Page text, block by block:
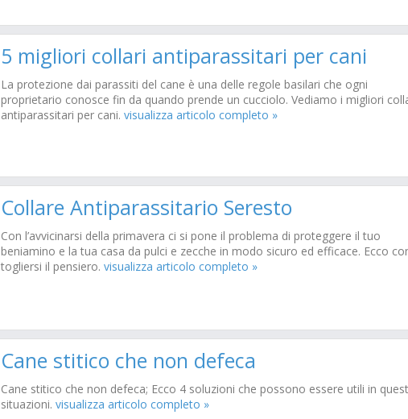
5 migliori collari antiparassitari per cani
La protezione dai parassiti del cane è una delle regole basilari che ogni
proprietario conosce fin da quando prende un cucciolo. Vediamo i migliori
antiparassitari per cani. visualizza articolo completo »
Collare Antiparassitario Seresto
Con l’avvicinarsi della primavera ci si pone il problema di proteggere il tuo
beniamino e la tua casa da pulci e zecche in modo sicuro ed efficace. Ecco
togliersi il pensiero. visualizza articolo completo »
Cane stitico che non defeca
Cane stitico che non defeca; Ecco 4 soluzioni che possono essere utili in
situazioni. visualizza articolo completo »